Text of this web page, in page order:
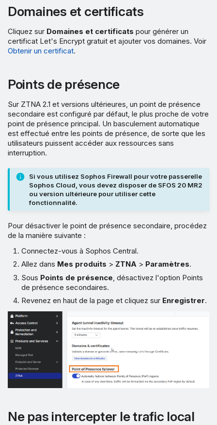
Domaines et certificats
Cliquez sur Domaines et certificats pour générer un
certificat Let's Encrypt gratuit et ajouter vos domaines. Voir
Obtenir un certificat.
Points de présence
Sur ZTNA 2.1 et versions ultérieures, un point de présence
secondaire est configuré par défaut, le plus proche de votre
point de présence principal. Un basculement automatique
est effectué entre les points de présence, de sorte que les
utilisateurs puissent accéder aux ressources sans
interruption.
Si vous utilisez Sophos Firewall pour votre passerelle
Sophos Cloud, vous devez disposer de SFOS 20 MR2
ou version ultérieure pour utiliser cette
fonctionnalité.
Pour désactiver le point de présence secondaire, procédez
de la manière suivante :
Connectez-vous à Sophos Central.
Allez dans Mes produits > ZTNA > Paramètres.
Sous Points de présence , désactivez l'option Points
de présence secondaires.
Revenez en haut de la page et cliquez sur Enregistrer.
Ne pas intercepter le trafic local